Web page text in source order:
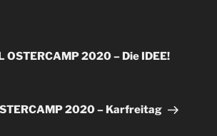
OSTERCAMP 2020 – Die IDEE!
2020 – Karfreitag